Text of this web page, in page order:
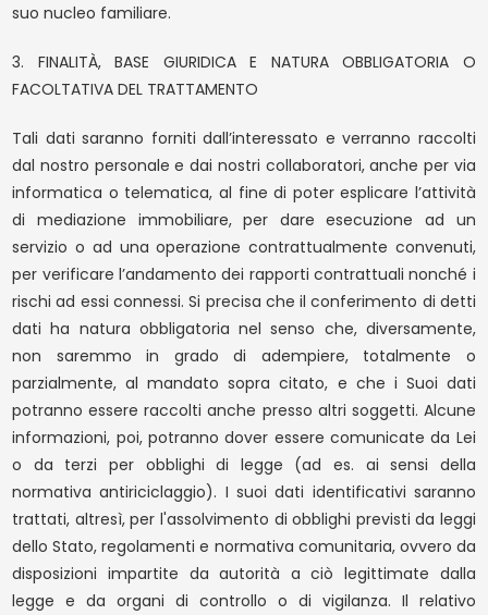
suo nucleo familiare.
3. FINALITÀ, BASE GIURIDICA E NATURA OBBLIGATORIA O
FACOLTATIVA DEL TRATTAMENTO
Tali dati saranno forniti dall’interessato e verranno raccolti
dal nostro personale e dai nostri collaboratori, anche per via
informatica o telematica, al fine di poter esplicare l’attività
di mediazione immobiliare, per dare esecuzione ad un
servizio o ad una operazione contrattualmente convenuti,
per verificare l’andamento dei rapporti contrattuali nonché i
rischi ad essi connessi. Si precisa che il conferimento di detti
dati ha natura obbligatoria nel senso che, diversamente,
non saremmo in grado di adempiere, totalmente o
parzialmente, al mandato sopra citato, e che i Suoi dati
potranno essere raccolti anche presso altri soggetti. Alcune
informazioni, poi, potranno dover essere comunicate da Lei
o da terzi per obblighi di legge (ad es. ai sensi della
normativa antiriciclaggio). I suoi dati identificativi saranno
trattati, altresì, per l'assolvimento di obblighi previsti da leggi
dello Stato, regolamenti e normativa comunitaria, ovvero da
disposizioni impartite da autorità a ciò legittimate dalla
legge e da organi di controllo o di vigilanza. Il relativo